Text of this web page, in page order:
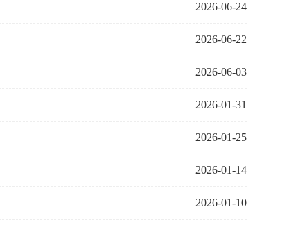
2026-06-24
2026-06-22
2026-06-03
2026-01-31
2026-01-25
2026-01-14
2026-01-10